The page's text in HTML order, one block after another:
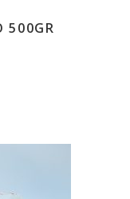
500GR